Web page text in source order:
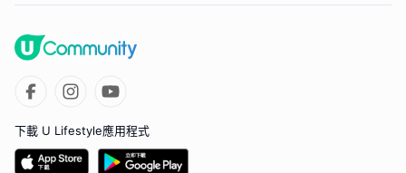
下載 U Lifestyle應用程式